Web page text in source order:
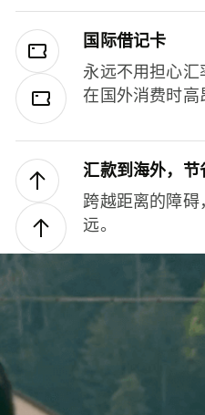
国际借记卡
永远不用担心
在国外消费时高
汇款到海外，节
跨越距离的障碍
远。